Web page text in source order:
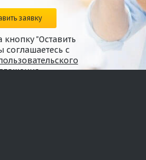
заявку
"Оставить
соглашаетесь с